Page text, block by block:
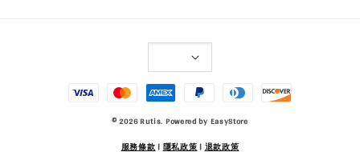
© 2026 Rutis. Powered by EasyStore
服務條款| 隱私政策| 退款政策